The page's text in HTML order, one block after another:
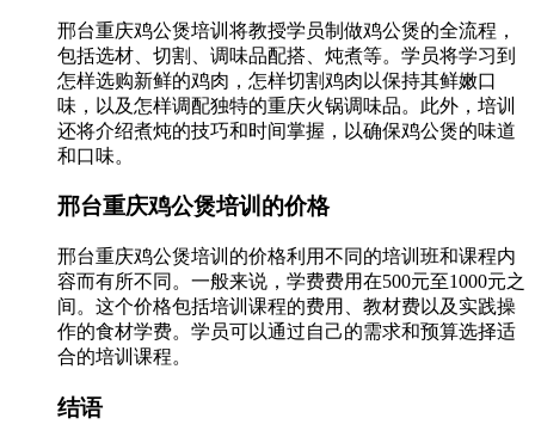
邢台重庆鸡公煲培训将教授学员制做鸡公煲的全流程，
包括选材、切割、调味品配搭、炖煮等。学员将学习到
怎样选购新鲜的鸡肉，怎样切割鸡肉以保持其鲜嫩口
味，以及怎样调配独特的重庆火锅调味品。此外，培训
还将介绍煮炖的技巧和时间掌握，以确保鸡公煲的味道
和口味。
邢台重庆鸡公煲培训的价格
邢台重庆鸡公煲培训的价格利用不同的培训班和课程内
容而有所不同。一般来说，学费费用在500元至1000元之
间。这个价格包括培训课程的费用、教材费以及实践操
作的食材学费。学员可以通过自己的需求和预算选择适
合的培训课程。
结语